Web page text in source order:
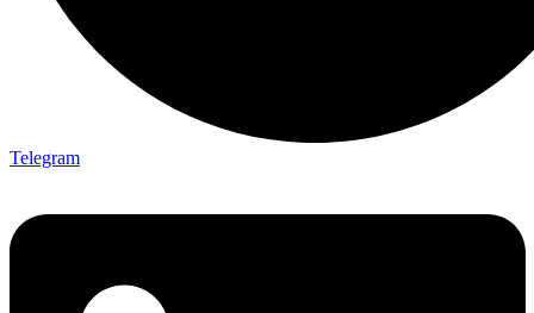
Telegram